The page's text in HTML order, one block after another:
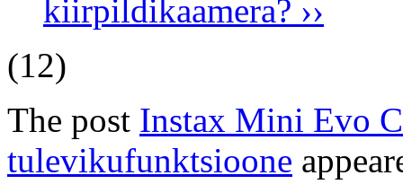
kiirpildikaamera? ››
(12)
The post Instax Mini Evo
tulevikufunktsioone